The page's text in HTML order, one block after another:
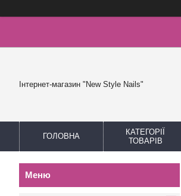
Інтернет-магазин "New Style Nails"
ГОЛОВНА
КАТЕГОРІЇ
ТОВАРІВ